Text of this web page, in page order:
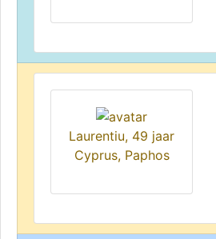
Laurentiu, 49 jaar
Cyprus, Paphos